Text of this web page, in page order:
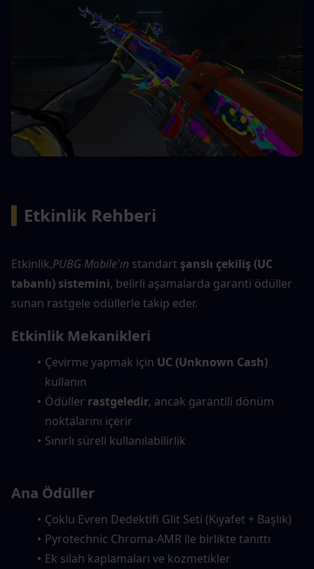
Etkinlik Rehberi
Etkinlik,PUBG Mobile'ın standart şanslı çekiliş (UC
tabanlı) sistemini, belirli aşamalarda garanti ödüller
sunan rastgele ödüllerle takip eder.
Etkinlik Mekanikleri
Çevirme yapmak için UC (Unknown Cash)
kullanın
Ödüller rastgeledir, ancak garantili dönüm
noktalarını içerir
Sınırlı süreli kullanılabilirlik
Ana Ödüller
Çoklu Evren Dedektifi Glit Seti (Kıyafet + Başlık)
Pyrotechnic Chroma-AMR ile birlikte tanıttı
Ek silah kaplamaları ve kozmetikler